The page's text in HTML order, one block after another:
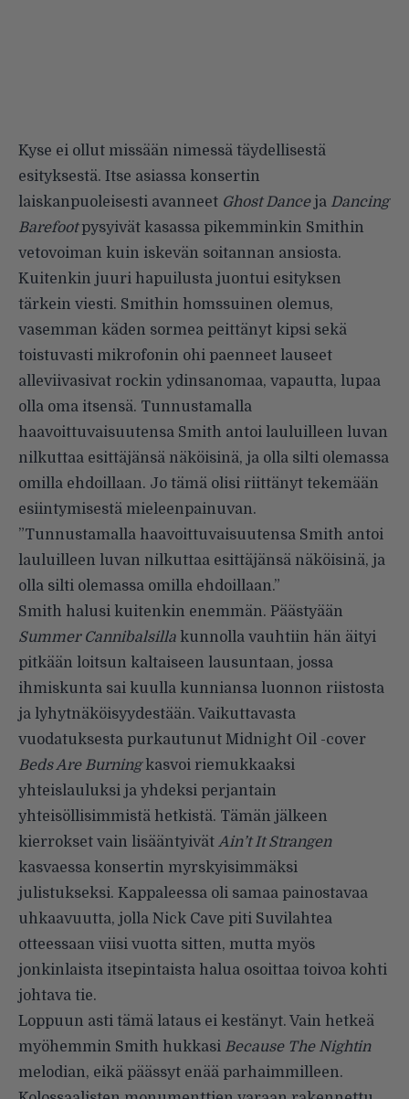
Kyse ei ollut missään nimessä täydellisestä
esityksestä. Itse asiassa konsertin
laiskanpuoleisesti avanneet Ghost Danceja Dancing
Barefootpysyivät kasassa pikemminkin Smithin
vetovoiman kuin iskevän soitannan ansiosta.
Kuitenkin juuri hapuilusta juontui esityksen
tärkein viesti. Smithin homssuinen olemus,
vasemman käden sormea peittänyt kipsi sekä
toistuvasti mikrofonin ohi paenneet lauseet
alleviivasivat rockin ydinsanomaa, vapautta, lupaa
olla oma itsensä. Tunnustamalla
haavoittuvaisuutensa Smith antoi lauluilleen luvan
nilkuttaa esittäjänsä näköisinä, ja olla silti olemassa
omilla ehdoillaan. Jo tämä olisi riittänyt tekemään
esiintymisestä mieleenpainuvan.
”Tunnustamalla haavoittuvaisuutensa Smith antoi
lauluilleen luvan nilkuttaa esittäjänsä näköisinä, ja
olla silti olemassa omilla ehdoillaan.”
Smith halusi kuitenkin enemmän. Päästyään
Summer Cannibalsilla kunnolla vauhtiin hän äityi
pitkään loitsun kaltaiseen lausuntaan, jossa
ihmiskunta sai kuulla kunniansa luonnon riistosta
ja lyhytnäköisyydestään. Vaikuttavasta
vuodatuksesta purkautunut Midnight Oil -cover
Beds Are Burningkasvoi riemukkaaksi
yhteislauluksi ja yhdeksi perjantain
yhteisöllisimmistä hetkistä. Tämän jälkeen
kierrokset vain lisääntyivät Ain’t It Strangen
kasvaessa konsertin myrskyisimmäksi
julistukseksi. Kappaleessa oli samaa painostavaa
uhkaavuutta, jolla Nick Cave piti Suvilahtea
otteessaan viisi vuotta sitten, mutta myös
jonkinlaista itsepintaista halua osoittaa toivoa kohti
johtava tie.
Loppuun asti tämä lataus ei kestänyt. Vain hetkeä
myöhemmin Smith hukkasi Because The Nightin
melodian, eikä päässyt enää parhaimmilleen.